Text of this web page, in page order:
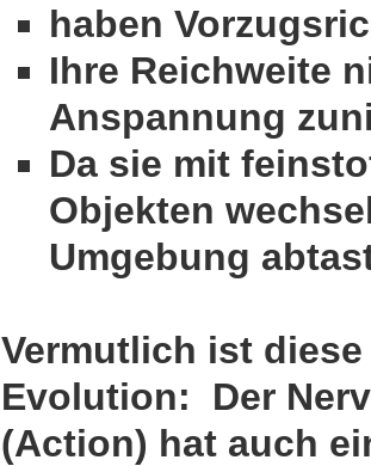
haben
Ihre Reichweite
Anspannung
Da sie mit
Objekten
Umgebung
Vermutlich ist
Evolution: Der
(Action) hat auch